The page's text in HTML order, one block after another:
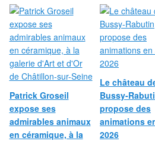
Patrick Groseil
expose ses
admirables animaux
en céramique, à la
Le château
Bussy-
propose des
animations
2026